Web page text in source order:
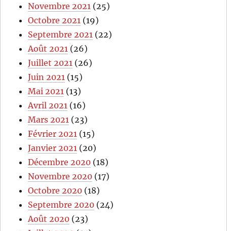
Novembre 2021 (25)
Octobre 2021 (19)
Septembre 2021 (22)
Août 2021 (26)
Juillet 2021 (26)
Juin 2021 (15)
Mai 2021 (13)
Avril 2021 (16)
Mars 2021 (23)
Février 2021 (15)
Janvier 2021 (20)
Décembre 2020 (18)
Novembre 2020 (17)
Octobre 2020 (18)
Septembre 2020 (24)
Août 2020 (23)